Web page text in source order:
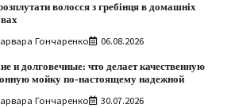
волосся з гребінця в домашніх
Гончаренко 06.08.2026
и долговечные: что делает качественную
мойку по-настоящему надежной
Гончаренко 30.07.2026